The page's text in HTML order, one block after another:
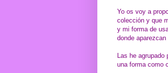
Yo os voy a
colección y que
y mi forma de
donde
Las he
una forma como